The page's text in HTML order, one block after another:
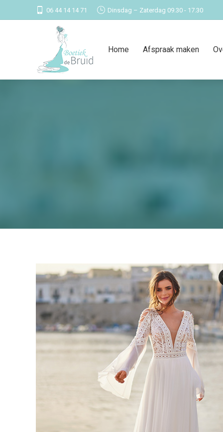
06 44 14 14 71 Dinsdag – Zaterdag 09.30 - 17.30
Home Afspraak maken